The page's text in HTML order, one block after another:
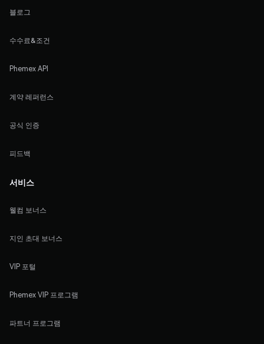
블로그
수수료&조건
Phemex API
계약 레퍼런스
공식 인증
피드백
서비스
웰컴 보너스
지인 초대 보너스
VIP 포털
Phemex VIP 프로그램
파트너 프로그램